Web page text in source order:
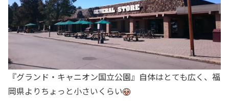
『グランド・キャニオン国立公園』自体はとても広く、福
岡県よりちょっと小さいくらい